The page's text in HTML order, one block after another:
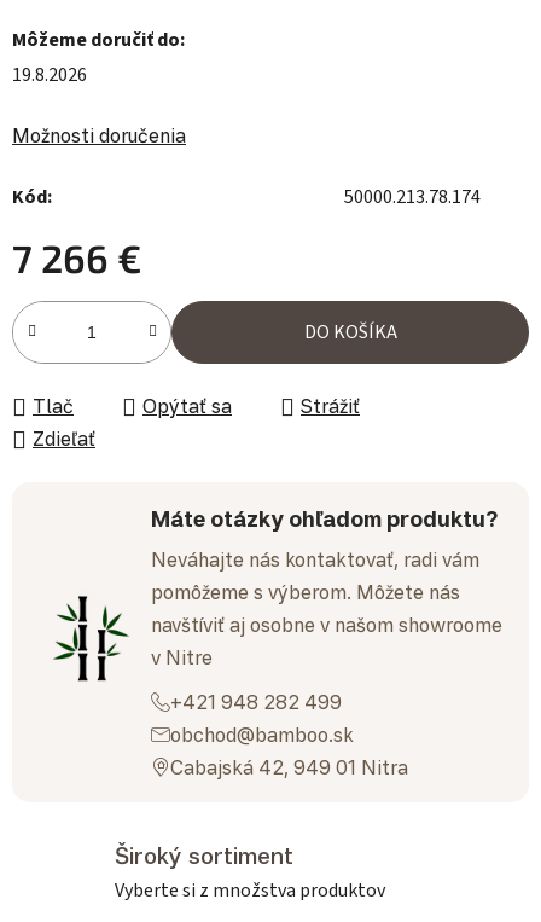
Môžeme doručiť do:
19.8.2026
Možnosti doručenia
Kód: 50000.213.78.174
7 266 €
Jednotková cena:
DO KOŠÍKA
Tlač Opýtať sa
Strážiť
Zdieľať
Máte otázky ohľadom produktu?
Neváhajte nás kontaktovať, radi vám
pomôžeme s výberom. Môžete nás
navštíviť aj osobne v našom showroome
v Nitre
+421 948 282 499
obchod@bamboo.sk
Cabajská 42, 949 01 Nitra
Široký sortiment
Vyberte si z množstva produktov